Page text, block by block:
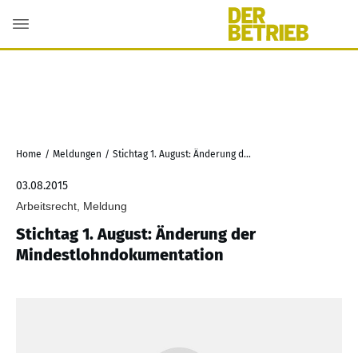
Home / Meldungen / Stichtag 1. August: Änderung der Mindestlohndokumentation
03.08.2015
Arbeitsrecht, Meldung
Stichtag 1. August: Änderung der
Mindestlohndokumentation